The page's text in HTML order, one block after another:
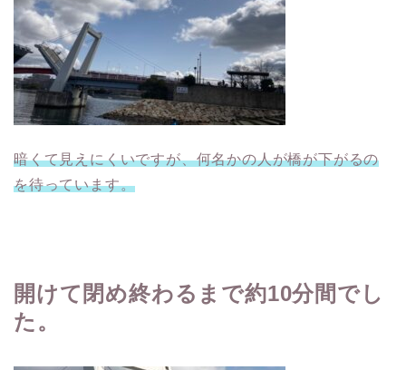
暗くて見えにくいですが、何名かの人が橋が下がるの
を待っています。
開けて閉め終わるまで約10分間でし
た。